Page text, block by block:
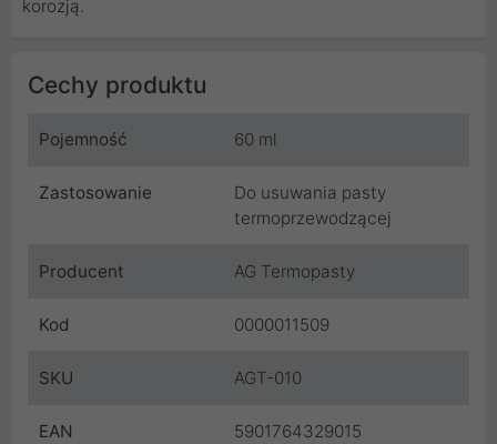
korozją.
Cechy produktu
Pojemność 60 ml
Zastosowanie
Do usuwania pasty
termoprzewodzącej
Producent AG Termopasty
Kod 0000011509
SKU AGT-010
EAN 5901764329015